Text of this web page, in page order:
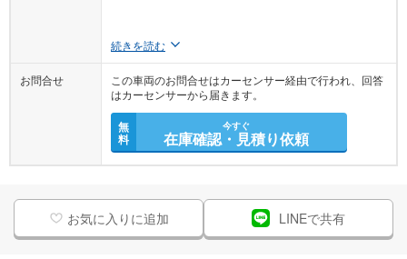
続きを読む
お問合せ
この車両のお問合せはカーセンサー経由で行われ、回答
はカーセンサーから届きます。
無
料
今すぐ
在庫確認・見積り依頼
お気に入りに追加 LINEで共有